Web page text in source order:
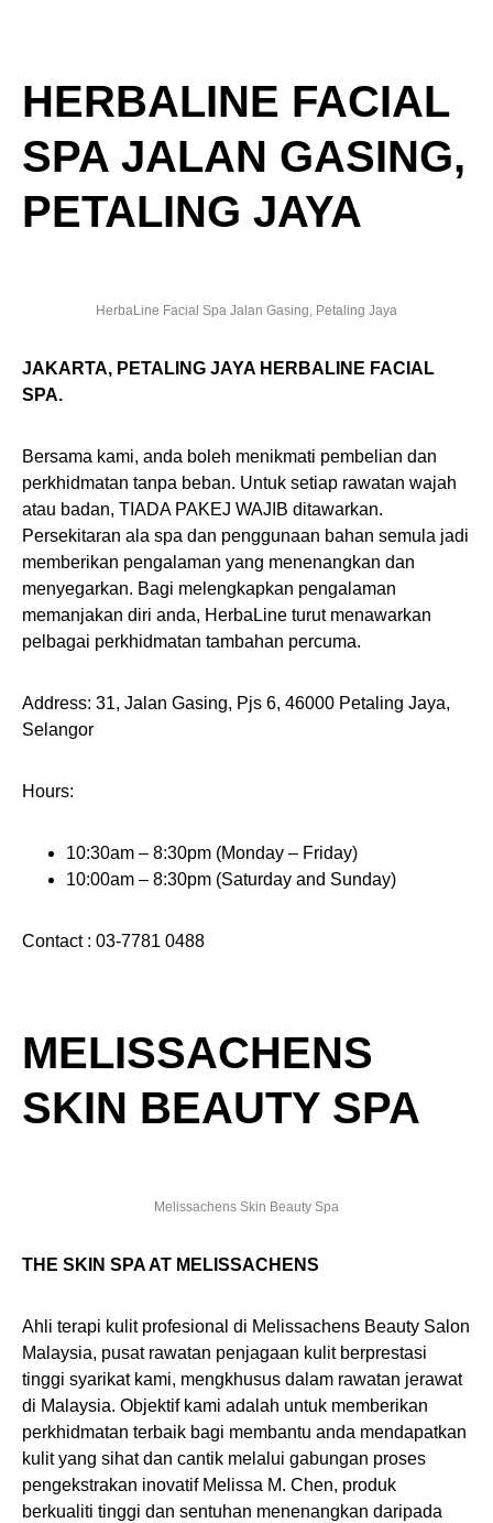
HERBALINE FACIAL
SPA JALAN GASING,
PETALING JAYA
HerbaLine Facial Spa Jalan Gasing, Petaling Jaya
JAKARTA, PETALING JAYA HERBALINE FACIAL
SPA.
Bersama kami, anda boleh menikmati pembelian dan
perkhidmatan tanpa beban. Untuk setiap rawatan wajah
atau badan, TIADA PAKEJ WAJIB ditawarkan.
Persekitaran ala spa dan penggunaan bahan semula jadi
memberikan pengalaman yang menenangkan dan
menyegarkan. Bagi melengkapkan pengalaman
memanjakan diri anda, HerbaLine turut menawarkan
pelbagai perkhidmatan tambahan percuma.
Address: 31, Jalan Gasing, Pjs 6, 46000 Petaling Jaya,
Selangor
Hours:
10:30am – 8:30pm (Monday – Friday)
10:00am – 8:30pm (Saturday and Sunday)
Contact : 03-7781 0488
MELISSACHENS
SKIN BEAUTY SPA
Melissachens Skin Beauty Spa
THE SKIN SPA AT MELISSACHENS
Ahli terapi kulit profesional di Melissachens Beauty Salon
Malaysia, pusat rawatan penjagaan kulit berprestasi
tinggi syarikat kami, mengkhusus dalam rawatan jerawat
di Malaysia. Objektif kami adalah untuk memberikan
perkhidmatan terbaik bagi membantu anda mendapatkan
kulit yang sihat dan cantik melalui gabungan proses
pengekstrakan inovatif Melissa M. Chen, produk
berkualiti tinggi dan sentuhan menenangkan daripada